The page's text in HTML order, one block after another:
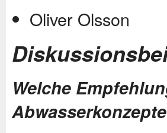
Oliver Olsson
Welche